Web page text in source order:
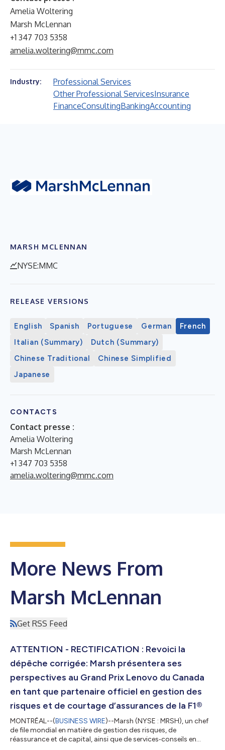
Amelia Woltering
Marsh McLennan
+1 347 703 5358
amelia.woltering@mmc.com
Industry:
Professional Services
Other Professional ServicesInsurance
FinanceConsultingBankingAccounting
MARSH MCLENNAN
NYSE:MMC
RELEASE VERSIONS
English Spanish Portuguese German
French
Italian (Summary)
Dutch (Summary)
Chinese Traditional
Chinese Simplified
Japanese
CONTACTS
Contact presse :
Amelia Woltering
Marsh McLennan
+1 347 703 5358
amelia.woltering@mmc.com
More News From
Marsh McLennan
Get RSS Feed
ATTENTION - RECTIFICATION : Revoici la
dépêche corrigée: Marsh présentera ses
perspectives au Grand Prix Lenovo du Canada
en tant que partenaire officiel en gestion des
risques et de courtage d’assurances de la F1®
MONTRÉAL--(BUSINESS WIRE)--Marsh (NYSE : MRSH), un chef
de file mondial en matière de gestion des risques, de
réassurance et de capital, ainsi que de services‑conseils en